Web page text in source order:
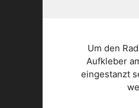
Um den
Aufkleber
eingestanzt